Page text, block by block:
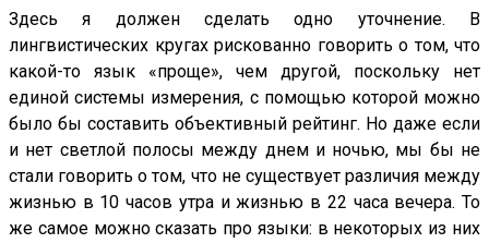
Здесь я должен сделать одно уточнение. В
лингвистических кругах рискованно говорить о том, что
какой-то язык «проще», чем другой, поскольку нет
единой системы измерения, с помощью которой можно
было бы составить объективный рейтинг. Но даже если
и нет светлой полосы между днем и ночью, мы бы не
стали говорить о том, что не существует различия между
жизнью в 10 часов утра и жизнью в 22 часа вечера. То
же самое можно сказать про языки: в некоторых из них